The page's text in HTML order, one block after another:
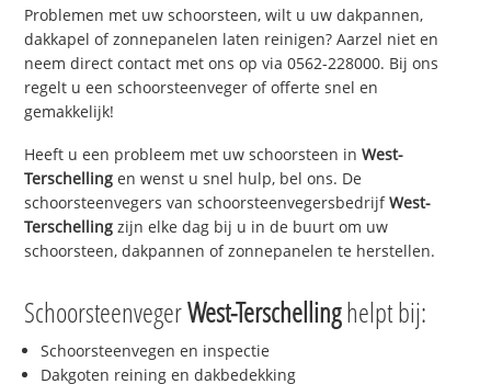
Problemen met uw schoorsteen, wilt u uw dakpannen,
dakkapel of zonnepanelen laten reinigen? Aarzel niet en
neem direct contact met ons op via 0562-228000. Bij ons
regelt u een schoorsteenveger of offerte snel en
gemakkelijk!
Heeft u een probleem met uw schoorsteen inWest-
Terschelling en wenst u snel hulp, bel ons. De
schoorsteenvegers van schoorsteenvegersbedrijfWest-
Terschelling zijn elke dag bij u in de buurt om uw
schoorsteen, dakpannen of zonnepanelen te herstellen.
SchoorsteenvegerWest-Terschellinghelpt bij:
Schoorsteenvegen en inspectie
Dakgoten reining en dakbedekking